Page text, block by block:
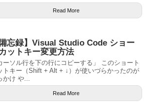
Read More
備忘録】Visual Studio Code ショー
カットキー変更方法
ーソル行を下の行にコピーする」 このショート
トキー（Shift + Alt + ↓）が使いづらかったのが
かけ や...
Read More